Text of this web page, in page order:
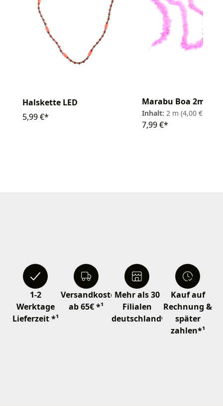
Halskette LED
5,99 €*
Marabu Boa 2m
Inhalt: 2 m (4,00 € / 1 m)
7,99 €*
1-2
Werktage
Lieferzeit *¹
Versandkostenfrei
ab 65€ *¹
Mehr als 30
Filialen
deutschlandweit
Kauf auf
Rechnung &
später
zahlen*¹